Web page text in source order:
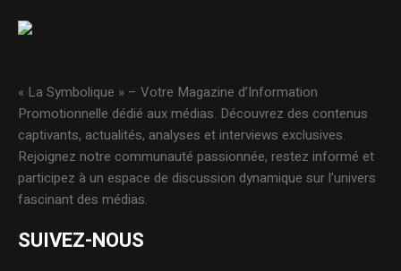
« La Symbolique » – Votre Magazine d’Information
Promotionnelle dédié aux médias. Découvrez des contenus
captivants, actualités, analyses et interviews exclusives.
Rejoignez notre communauté passionnée, restez informé et
participez à un espace de discussion dynamique sur l’univers
fascinant des médias.
SUIVEZ-NOUS